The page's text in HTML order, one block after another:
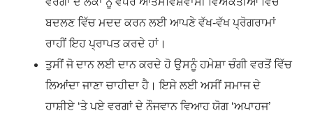
ਬਦਲਣ ਵਿੱਚ ਮਦਦ ਕਰਨ ਲਈ ਆਪਣੇ ਵੱਖ-ਵੱਖ ਪ੍ਰੋਗਰਾਮਾਂ
ਰਾਹੀਂ ਇਹ ਪ੍ਰਾਪਤ ਕਰਦੇ ਹਾਂ।
ਤੁਸੀਂ ਜੋ ਦਾਨ ਲਈ ਦਾਨ ਕਰਦੇ ਹੋ ਉਸਨੂੰ ਹਮੇਸ਼ਾ ਚੰਗੀ ਵਰਤੋਂ ਵਿੱਚ
ਲਿਆਂਦਾ ਜਾਣਾ ਚਾਹੀਦਾ ਹੈ। ਇਸੇ ਲਈ ਅਸੀਂ ਸਮਾਜ ਦੇ
ਹਾਸ਼ੀਏ ‘ਤੇ ਪਏ ਵਰਗਾਂ ਦੇ ਨੌਜਵਾਨ ਵਿਆਹ ਯੋਗ ‘ਅਪਾਹਜ’